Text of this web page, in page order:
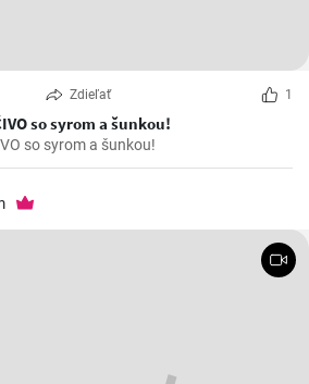
Zdieľať 1
so syrom a šunkou!
so syrom a šunkou!